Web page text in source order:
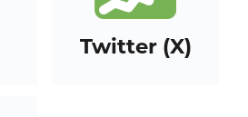
Twitter (X)